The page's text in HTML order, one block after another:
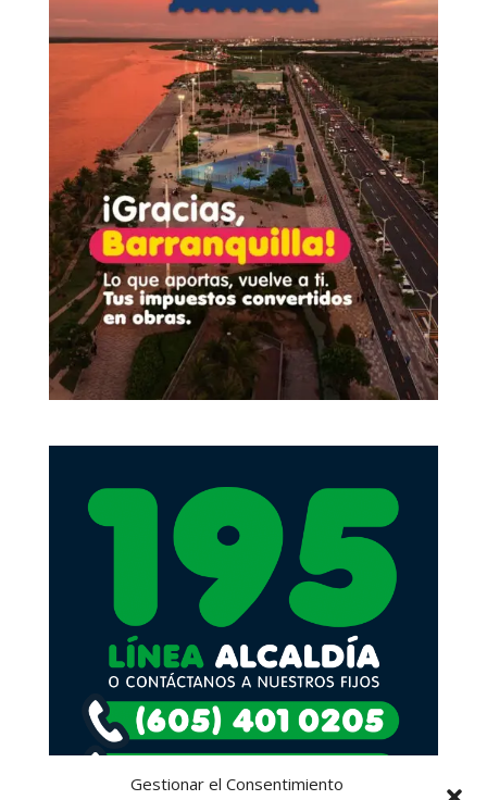
Gestionar el Consentimiento